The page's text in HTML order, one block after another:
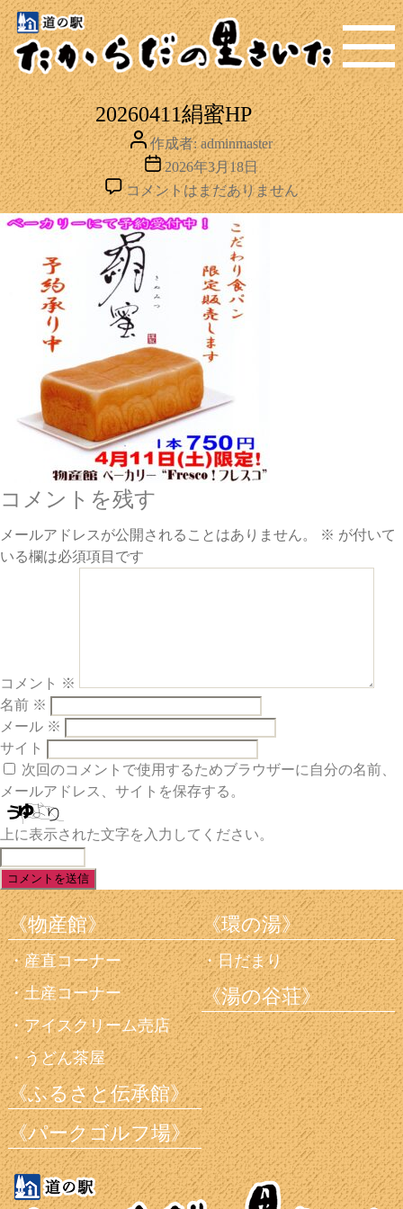
MENU
20260411絹蜜HP
投
稿
者
作成者: adminmaster
投
稿
日
2026年3月18日
20260411
絹
蜜
HP
へ
の
コメントはまだありません
コメントを残す
メールアドレスが公開されることはありません。 ※ が付いて
いる欄は必須項目です
コメント ※
名前 ※
メール ※
サイト
次回のコメントで使用するためブラウザーに自分の名前、
メールアドレス、サイトを保存する。
上に表示された文字を入力してください。
《物産館》
産直コーナー
土産コーナー
アイスクリーム売店
うどん茶屋
《ふるさと伝承館》
《パークゴルフ場》
《環の湯》
日だまり
《湯の谷荘》